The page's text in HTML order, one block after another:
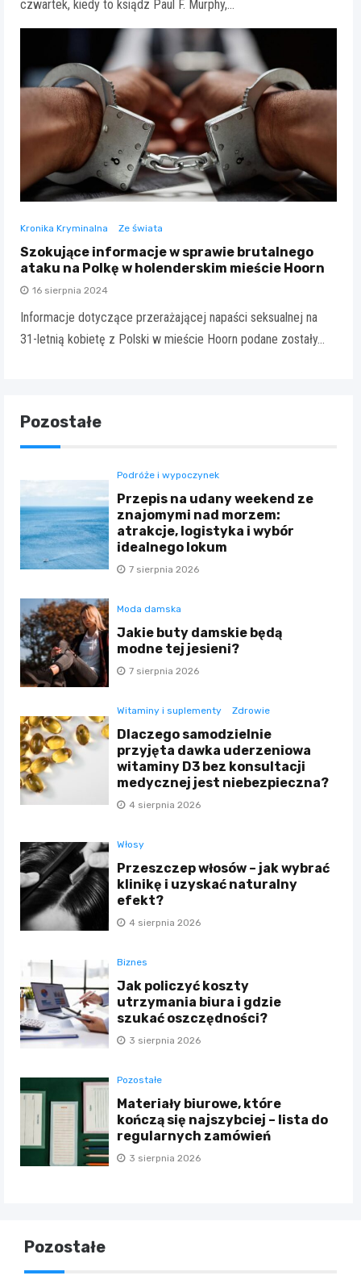
czwartek, kiedy to ksiądz Paul F. Murphy,…
Kronika Kryminalna Ze świata
Szokujące informacje w sprawie brutalnego
ataku na Polkę w holenderskim mieście Hoorn
16 sierpnia 2024
Informacje dotyczące przerażającej napaści seksualnej na
31-letnią kobietę z Polski w mieście Hoorn podane zostały…
Pozostałe
Podróże i wypoczynek
Przepis na udany weekend ze
znajomymi nad morzem:
atrakcje, logistyka i wybór
idealnego lokum
7 sierpnia 2026
Moda damska
Jakie buty damskie będą
modne tej jesieni?
7 sierpnia 2026
Witaminy i suplementy Zdrowie
Dlaczego samodzielnie
przyjęta dawka uderzeniowa
witaminy D3 bez konsultacji
medycznej jest niebezpieczna?
4 sierpnia 2026
Włosy
Przeszczep włosów – jak wybrać
klinikę i uzyskać naturalny
efekt?
4 sierpnia 2026
Biznes
Jak policzyć koszty
utrzymania biura i gdzie
szukać oszczędności?
3 sierpnia 2026
Pozostałe
Materiały biurowe, które
kończą się najszybciej – lista do
regularnych zamówień
3 sierpnia 2026
Pozostałe